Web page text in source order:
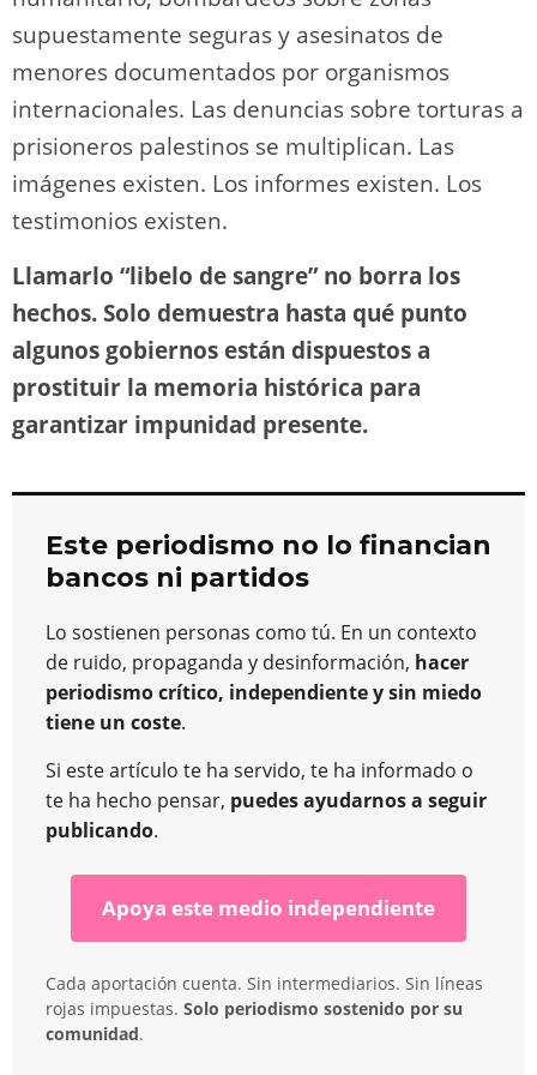
supuestamente seguras y asesinatos de
menores documentados por organismos
internacionales. Las denuncias sobre torturas a
prisioneros palestinos se multiplican. Las
imágenes existen. Los informes existen. Los
testimonios existen.
Llamarlo “libelo de sangre” no borra los
hechos. Solo demuestra hasta qué punto
algunos gobiernos están dispuestos a
prostituir la memoria histórica para
garantizar impunidad presente.
Este periodismo no lo financian
bancos ni partidos
Lo sostienen personas como tú. En un contexto
de ruido, propaganda y desinformación, hacer
periodismo crítico, independiente y sin miedo
tiene un coste.
Si este artículo te ha servido, te ha informado o
te ha hecho pensar, puedes ayudarnos a seguir
publicando.
Apoya este medio independiente
Cada aportación cuenta. Sin intermediarios. Sin líneas
rojas impuestas. Solo periodismo sostenido por su
comunidad.